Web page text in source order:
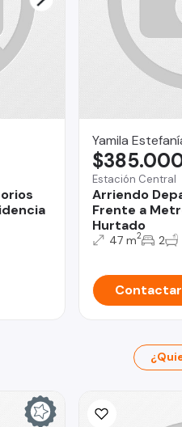
Yamila
Estación Central
Arriendo
Frente a
Hurtado
47 m2 2